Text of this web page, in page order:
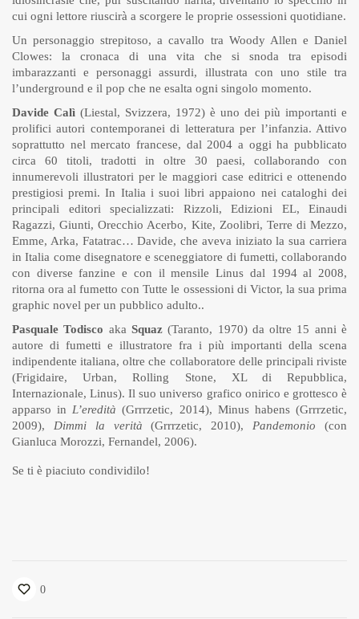
cui ogni lettore riuscirà a scorgere le proprie ossessioni quotidiane.
Un personaggio strepitoso, a cavallo tra Woody Allen e Daniel
Clowes: la cronaca di una vita che si snoda tra episodi
imbarazzanti e personaggi assurdi, illustrata con uno stile tra
l’underground e il pop che ne esalta ogni singolo momento.
Davide Calì (Liestal, Svizzera, 1972) è uno dei più importanti e
prolifici autori contemporanei di letteratura per l’infanzia. Attivo
soprattutto nel mercato francese, dal 2004 a oggi ha pubblicato
circa 60 titoli, tradotti in oltre 30 paesi, collaborando con
innumerevoli illustratori per le maggiori case editrici e ottenendo
prestigiosi premi. In Italia i suoi libri appaiono nei cataloghi dei
principali editori specializzati: Rizzoli, Edizioni EL, Einaudi
Ragazzi, Giunti, Orecchio Acerbo, Kite, Zoolibri, Terre di Mezzo,
Emme, Arka, Fatatrac… Davide, che aveva iniziato la sua carriera
in Italia come disegnatore e sceneggiatore di fumetti, collaborando
con diverse fanzine e con il mensile Linus dal 1994 al 2008,
ritorna ora al fumetto con Tutte le ossessioni di Victor, la sua prima
graphic novel per un pubblico adulto..
Pasquale Todisco aka Squaz(Taranto, 1970) da oltre 15 anni è
autore di fumetti e illustratore fra i più importanti della scena
indipendente italiana, oltre che collaboratore delle principali riviste
(Frigidaire, Urban, Rolling Stone, XL di Repubblica,
Internazionale, Linus). Il suo universo grafico onirico e grottesco è
apparso in L’eredità (Grrrzetic, 2014), Minus habens (Grrrzetic,
2009), Dimmi la verità (Grrrzetic, 2010), Pandemonio (con
Gianluca Morozzi, Fernandel, 2006).
Se ti è piaciuto condividilo!
0